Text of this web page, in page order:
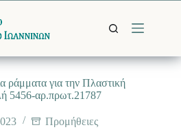
ράμματα για την Πλαστική
5456-αρ.πρωτ.21787
Προμήθειες